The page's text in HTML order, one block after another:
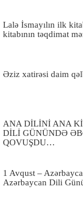
Lalə İsmayılın ilk
kitabının təqdimat
Əziz xatirəsi daim
ANA DİLİNİ ANA
DİLİ GÜNÜNDƏ
QOVUŞDU…
1 Avqust –
Azərbaycan Dili